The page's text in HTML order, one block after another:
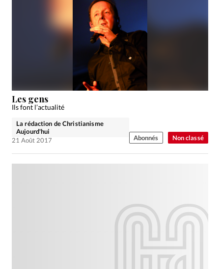
Faire un don
Édition: Internationale
Devise:CHF
RUBRIQUES
Tous les articles
Actualité chrétienne
Dossier
Eglises Foi Génération réveil
Non classé
Les gens
Ils font l’actualité
La rédaction de Christianisme
Aujourd'hui
21 Août 2017
Abonnés